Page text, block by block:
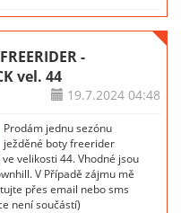
-
vel. 44
19.7.202404:48
Prodám jednu sezónu
ježděné boty freerider
ve velikosti 44. Vhodné jsou
V Případě zájmu mě
přes email nebo sms
není součástí)